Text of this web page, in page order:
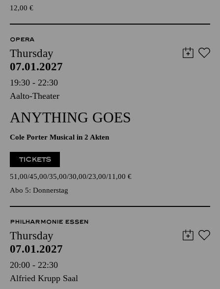
12,00 €
OPERA
Thursday
07.01.2027
19:30 - 22:30
Aalto-Theater
ANYTHING GOES
Cole Porter Musical in 2 Akten
TICKETS
51,00 45,00 35,00 30,00 23,00 11,00 €
Abo 5: Donnerstag
PHILHARMONIE ESSEN
Thursday
07.01.2027
20:00 - 22:30
Alfried Krupp Saal